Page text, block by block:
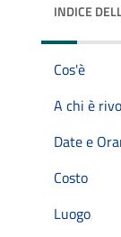
INDICE
Cos'è
A chi è
Date e
Costo
Luogo